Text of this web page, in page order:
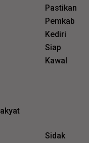
Pastikan
Pemkab
Kediri
Siap
Kawal
Sidak